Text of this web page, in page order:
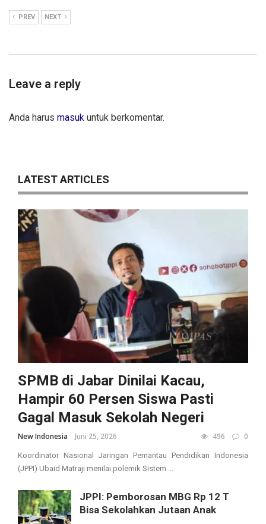
PREV NEXT
Leave a reply
Anda harus masuk untuk berkomentar.
LATEST ARTICLES
SPMB di Jabar Dinilai Kacau,
Hampir 60 Persen Siswa Pasti
Gagal Masuk Sekolah Negeri
New Indonesia Juni 25, 2026 496 0
Koordinator Nasional Jaringan Pemantau Pendidikan Indonesia
(JPPI) Ubaid Matraji menilai polemik Sistem ...
JPPI: Pemborosan MBG Rp 12 T
Bisa Sekolahkan Jutaan Anak